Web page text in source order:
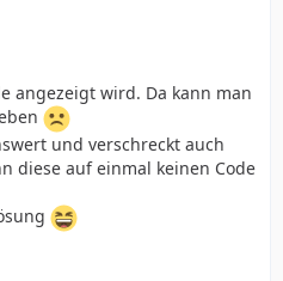
angezeigt wird. Da kann man
und verschreckt auch
diese auf einmal keinen Code